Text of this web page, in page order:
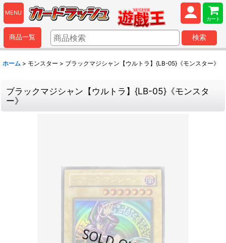
MENU
カート
商品一覧 検索
ホーム > モンスター > ブラックマジシャン【ウルトラ】{LB-05}《モンスター》
ブラックマジシャン【ウルトラ】{LB-05}《モンスタ
ー》